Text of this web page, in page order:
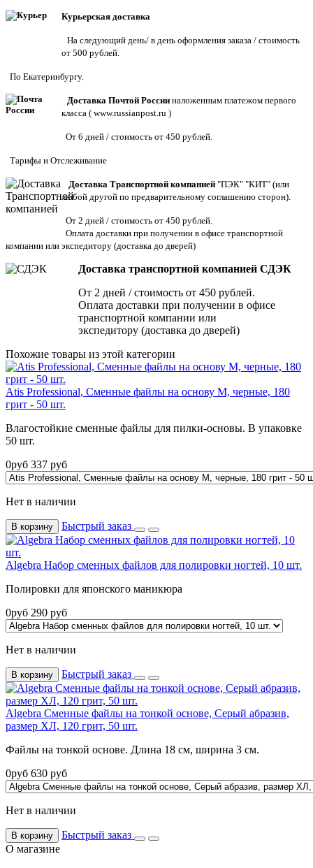
Курьерская доставка
На следующий день/ в день оформления заказа / стоимость
от 500 рублей.
По Екатеринбургу.
Доставка Почтой России наложенным платежом первого
класса ( www.russianpost.ru )
От 6 дней / стоимость от 450 рублей.
Тарифы и Отслеживание
Доставка Транспортной компанией "ПЭК" "КИТ" (или
любой другой по предварительному соглашению сторон).
От 2 дней / стоимость от 450 рублей.
Оплата доставки при получении в офисе транспортной
компании или экспедитору (доставка до дверей)
Доставка транспортной компанией СДЭК
От 2 дней / стоимость от 450 рублей.
Оплата доставки при получении в офисе
транспортной компании или
экспедитору (доставка до дверей)
Похожие товары из этой категории
Atis Professional, Сменные файлы на основу M, черные, 180
грит - 50 шт.
Влагостойкие сменные файлы для пилки-основы. В упаковке
50 шт.
0руб 337 руб
Нет в наличии
В корзину Быстрый заказ
Algebra Набор сменных файлов для полировки ногтей, 10 шт.
Полировки для японского маникюра
0руб 290 руб
Нет в наличии
В корзину Быстрый заказ
Algebra Сменные файлы на тонкой основе, Серый абразив,
размер ХЛ, 120 грит, 50 шт.
Файлы на тонкой основе. Длина 18 см, ширина 3 см.
0руб 630 руб
Нет в наличии
В корзину
Быстрый заказ
О магазине